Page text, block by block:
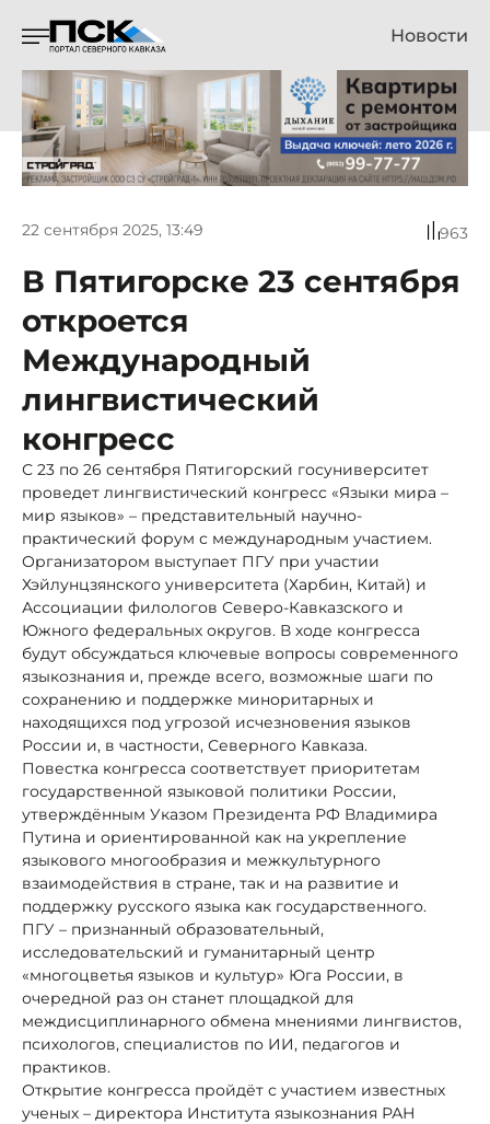
Новости
22 сентября 2025, 13:49 963
В Пятигорске 23 сентября
откроется
Международный
лингвистический
конгресс
С 23 по 26 сентября Пятигорский госуниверситет
проведет лингвистический конгресс «Языки мира –
мир языков» – представительный научно‐
практический форум с международным участием.
Организатором выступает ПГУ при участии
Хэйлунцзянского университета (Харбин, Китай) и
Ассоциации филологов Северо‐Кавказского и
Южного федеральных округов. В ходе конгресса
будут обсуждаться ключевые вопросы современного
языкознания и, прежде всего, возможные шаги по
сохранению и поддержке миноритарных и
находящихся под угрозой исчезновения языков
России и, в частности, Северного Кавказа.
Повестка конгресса соответствует приоритетам
государственной языковой политики России,
утверждённым Указом Президента РФ Владимира
Путина и ориентированной как на укрепление
языкового многообразия и межкультурного
взаимодействия в стране, так и на развитие и
поддержку русского языка как государственного.
ПГУ – признанный образовательный,
исследовательский и гуманитарный центр
«многоцветья языков и культур» Юга России, в
очередной раз он станет площадкой для
междисциплинарного обмена мнениями лингвистов,
психологов, специалистов по ИИ, педагогов и
практиков.
Открытие конгресса пройдёт с участием известных
ученых – директора Института языкознания РАН